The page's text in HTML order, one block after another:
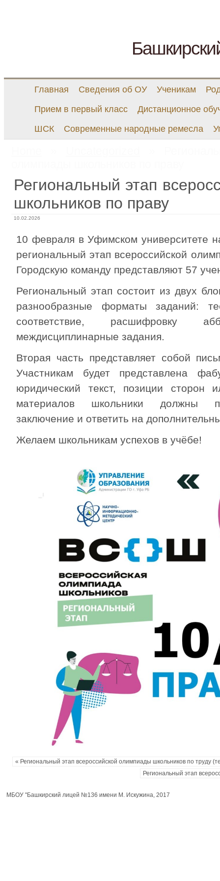
Главная Сведения об ОУ Ученикам
Прием в первый класс
Дистанционное
ШСК
Современные народные ремесла
Региональный этап
школьников по праву
10.02.2026
10 февраля в Уфимском университете
региональный этап всероссийской
Городскую команду представляют 57
Региональный этап состоит из двух
разнообразные форматы заданий:
соответствие, расшифровку
междисциплинарные задания.
Вторая часть представляет собой
Участникам будет представлена
юридический текст, позиции сторон
материалов школьники должны
заключение и ответить на
Желаем школьникам успехов в учёбе!
« Региональный этап всероссийской олимпиады школьников по труду
Региональный этап
МБОУ "Башкирский лицей №136 имени М. Искужина, 2017